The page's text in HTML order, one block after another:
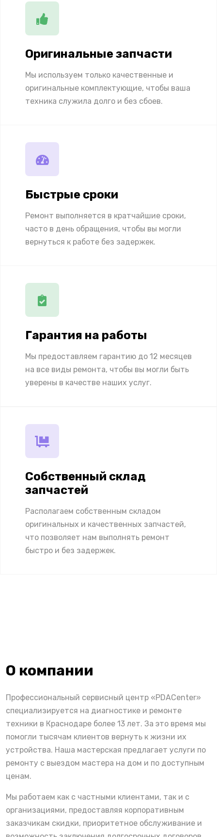
Оригинальные запчасти
Мы используем только качественные и
оригинальные комплектующие, чтобы ваша
техника служила долго и без сбоев.
Быстрые сроки
Ремонт выполняется в кратчайшие сроки,
часто в день обращения, чтобы вы могли
вернуться к работе без задержек.
Гарантия на работы
Мы предоставляем гарантию до 12 месяцев
на все виды ремонта, чтобы вы могли быть
уверены в качестве наших услуг.
Собственный склад
запчастей
Располагаем собственным складом
оригинальных и качественных запчастей,
что позволяет нам выполнять ремонт
быстро и без задержек.
О компании
Профессиональный сервисный центр «PDACenter»
специализируется на диагностике и ремонте
техники в Краснодаре более 13 лет. За это время мы
помогли тысячам клиентов вернуть к жизни их
устройства. Наша мастерская предлагает услуги по
ремонту с выездом мастера на дом и по доступным
ценам.
Мы работаем как с частными клиентами, так и с
организациями, предоставляя корпоративным
заказчикам скидки, приоритетное обслуживание и